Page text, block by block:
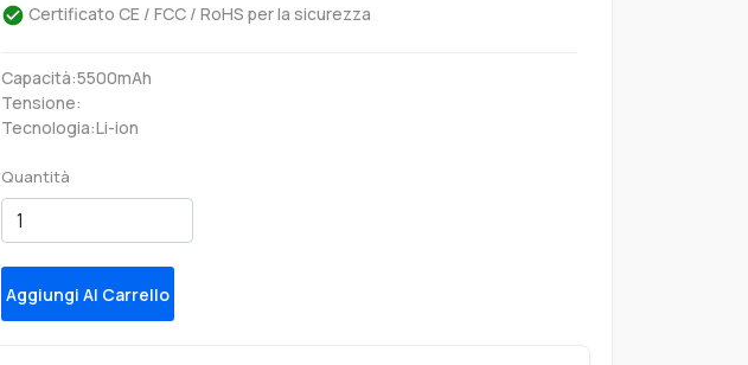
Certificato CE / FCC / RoHS per la sicurezza
Capacità:5500mAh
Tensione:
Tecnologia:Li-ion
Quantità
Aggiungi Al Carrello